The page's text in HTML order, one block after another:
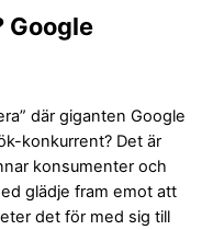
Google
där giganten Google
konkurrent? Det är
konsumenter och
glädje fram emot att
det för med sig till